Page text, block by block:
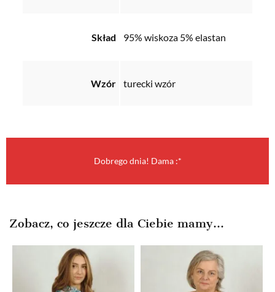
Skład 95% wiskoza 5% elastan
Wzór turecki wzór
Dobrego dnia! Dama :*
Zobacz, co jeszcze dla Ciebie mamy...